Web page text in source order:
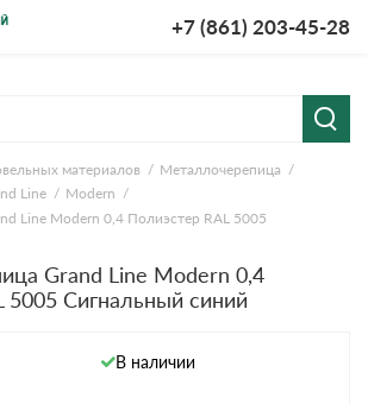
+7 (861) 203-45-28
материалов
Металлочерепица
Line
Modern
Line Modern 0,4 Полиэстер RAL 5005
Grand Line Modern 0,4
5005 Сигнальный синий
В наличии